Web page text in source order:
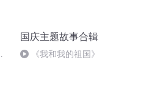
国庆主题故事合辑
《我和我的祖国》